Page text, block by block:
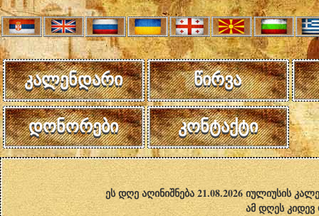
კალენდარი წირვა
დონორები კონტაქტი
ეს დღე აღინიშნება 21.08.2026 იულიუსის
ამ დღეს